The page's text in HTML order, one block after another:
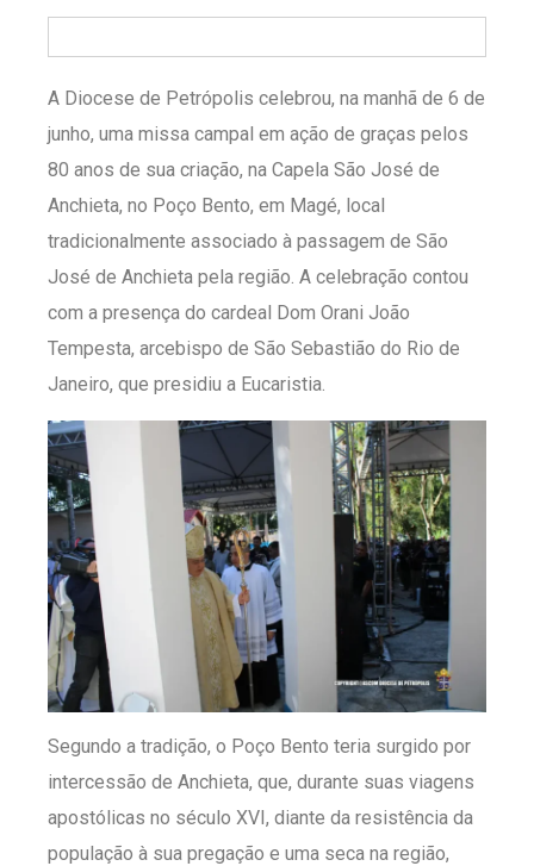
A Diocese de Petrópolis celebrou, na manhã de 6 de
junho, uma missa campal em ação de graças pelos
80 anos de sua criação, na Capela São José de
Anchieta, no Poço Bento, em Magé, local
tradicionalmente associado à passagem de São
José de Anchieta pela região. A celebração contou
com a presença do cardeal Dom Orani João
Tempesta, arcebispo de São Sebastião do Rio de
Janeiro, que presidiu a Eucaristia.
Segundo a tradição, o Poço Bento teria surgido por
intercessão de Anchieta, que, durante suas viagens
apostólicas no século XVI, diante da resistência da
população à sua pregação e uma seca na região,